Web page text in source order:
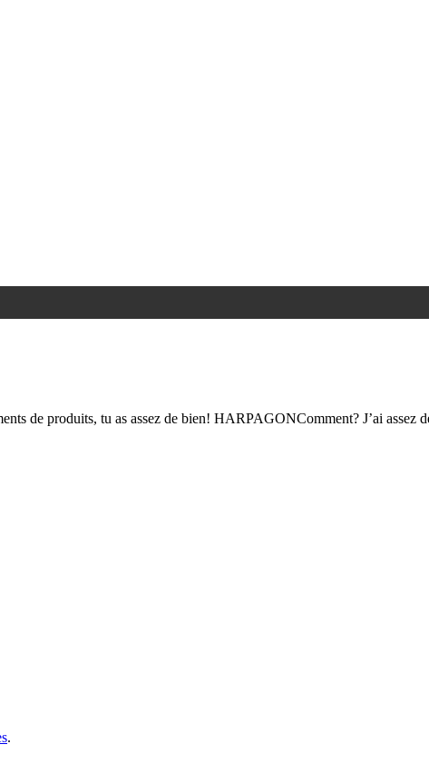
de produits, tu as assez de bien! HARPAGONComment? J’ai assez
.